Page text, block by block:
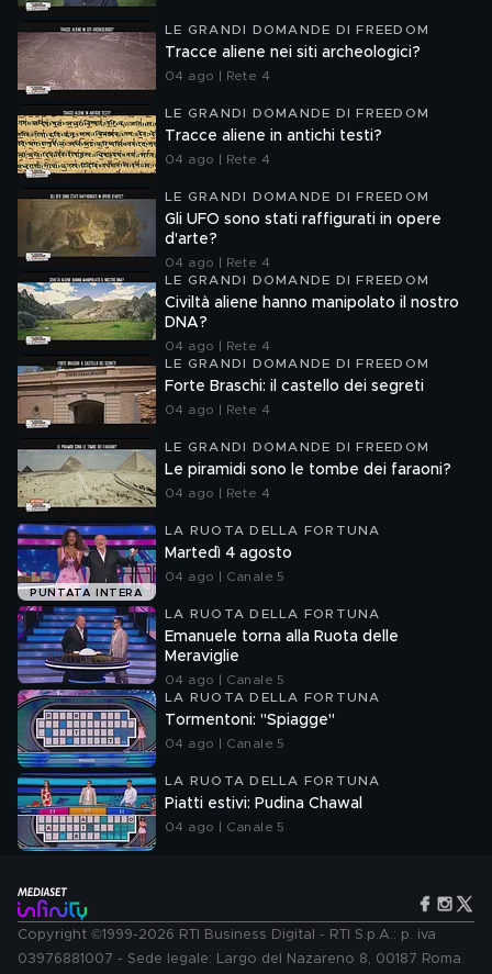
LE GRANDI DOMANDE DI FREEDOM
Tracce aliene nei siti archeologici?
04 ago | Rete 4
LE GRANDI DOMANDE DI FREEDOM
Tracce aliene in antichi testi?
04 ago | Rete 4
LE GRANDI DOMANDE DI FREEDOM
Gli UFO sono stati raffigurati in opere
d'arte?
04 ago | Rete 4
LE GRANDI DOMANDE DI FREEDOM
Civiltà aliene hanno manipolato il nostro
DNA?
04 ago | Rete 4
LE GRANDI DOMANDE DI FREEDOM
Forte Braschi: il castello dei segreti
04 ago | Rete 4
LE GRANDI DOMANDE DI FREEDOM
Le piramidi sono le tombe dei faraoni?
04 ago | Rete 4
PUNTATA INTERA
LA RUOTA DELLA FORTUNA
Martedì 4 agosto
04 ago | Canale 5
LA RUOTA DELLA FORTUNA
Emanuele torna alla Ruota delle
Meraviglie
04 ago | Canale 5
LA RUOTA DELLA FORTUNA
Tormentoni: "Spiagge"
04 ago | Canale 5
LA RUOTA DELLA FORTUNA
Piatti estivi: Pudina Chawal
04 ago | Canale 5
Copyright ©1999-2026 RTI Business Digital - RTI S.p.A.: p. iva
03976881007 - Sede legale: Largo del Nazareno 8, 00187 Roma.